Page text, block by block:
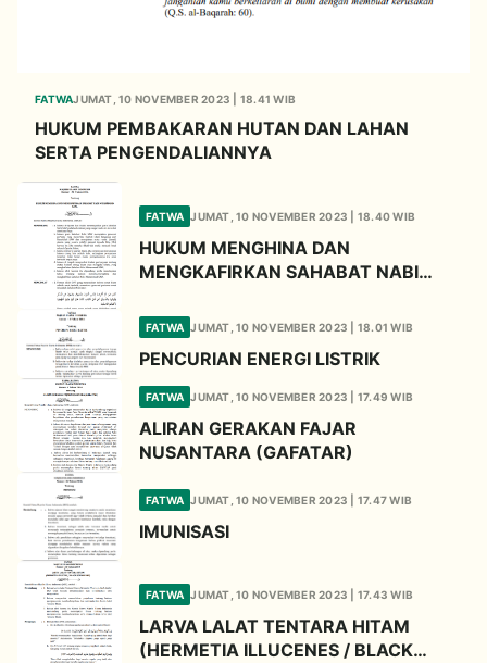
FATWAJUMAT, 10 NOVEMBER 2023 | 18.41 WIB
HUKUM PEMBAKARAN HUTAN DAN LAHAN
SERTA PENGENDALIANNYA
FATWA JUMAT, 10 NOVEMBER 2023 | 18.40 WIB
HUKUM MENGHINA DAN
MENGKAFIRKAN SAHABAT NABI
FATWA JUMAT, 10 NOVEMBER 2023 | 18.01 WIB
PENCURIAN ENERGI LISTRIK
FATWA JUMAT, 10 NOVEMBER 2023 | 17.49 WIB
ALIRAN GERAKAN FAJAR
NUSANTARA (GAFATAR)
FATWA JUMAT, 10 NOVEMBER 2023 | 17.47 WIB
IMUNISASI
FATWA JUMAT, 10 NOVEMBER 2023 | 17.43 WIB
LARVA LALAT TENTARA HITAM
(HERMETIA ILLUCENES / BLACK